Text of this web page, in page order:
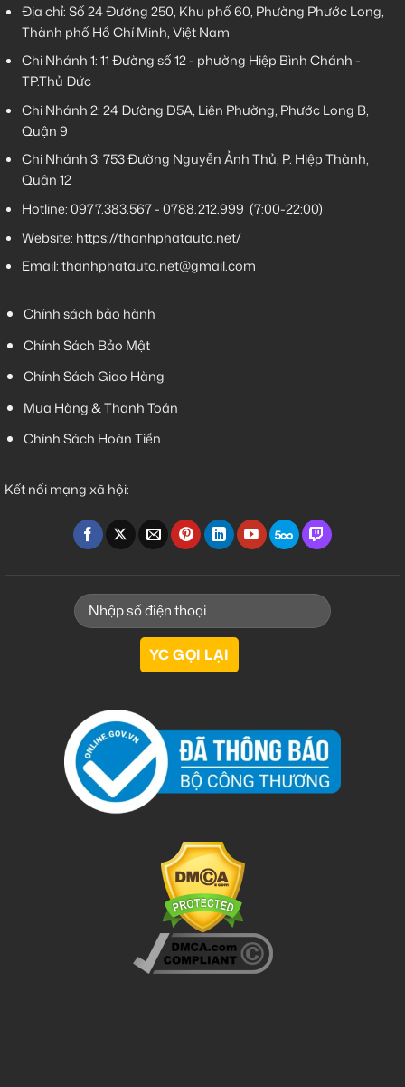
Địa chỉ: Số 24 Đường 250, Khu phố 60, Phường Phước Long,
Thành phố Hồ Chí Minh, Việt Nam
Chi Nhánh 1:11 Đường số 12 - phường Hiệp Bình Chánh -
TP.Thủ Đức
Chi Nhánh 2:24 Đường D5A, Liên Phường, Phước Long B,
Quận 9
Chi Nhánh 3:753 Đường Nguyễn Ảnh Thủ, P. Hiệp Thành,
Quận 12
Hotline:0977.383.567-0788.212.999 (7:00-22:00)
Website: https://thanhphatauto.net/
Email:thanhphatauto.net@gmail.com
Chính sách bảo hành
Chính Sách Bảo Mật
Chính Sách Giao Hàng
Mua Hàng & Thanh Toán
Chính Sách Hoàn Tiền
Kết nối mạng xã hội: